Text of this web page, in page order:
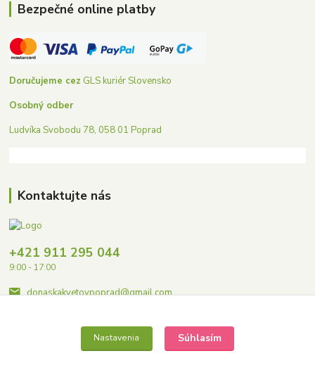
Bezpečné online platby
Doručujeme cez GLS kuriér Slovensko
Osobný odber
Ludvíka Svobodu 78, 058 01 Poprad
Kontaktujte nás
+421 911 295 044
9:00 - 17:00
donaskakvetovpoprad@gmail.com
Nastavenia Súhlasím